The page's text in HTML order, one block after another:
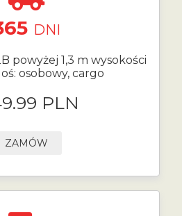
DNI
powyżej 1,3 m wysokości
osobowy, cargo
PLN
ZAMÓW